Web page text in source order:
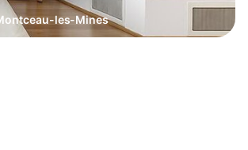
les-Mines